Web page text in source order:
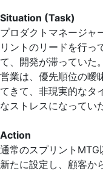
Situation (Task)
プロダクトマネージャ
リントのリードを行っ
て、開発が滞っていた。
営業は、優先順位の曖
てきて、非現実的なタ
なストレスになってい
Action
通常のスプリント
新たに設定し、顧客か